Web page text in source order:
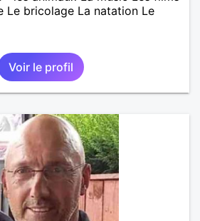
Le bricolage La natation Le
Voir le profil